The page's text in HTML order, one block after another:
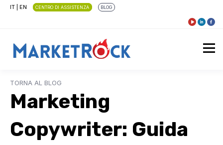
IT EN CENTRO DI ASSISTENZA BLOG
TORNA AL BLOG
Marketing
Copywriter: Guida